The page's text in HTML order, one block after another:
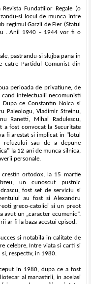
Fundatiilor Regale (o
si locul de munca intre
regimul Garzii de Fier (Statul
. Anii 1940 – 1944 vor fi o
pastrandu-si slujba pana in
catre Partidul Comunist din
perioada de privatiune, de
intelectualii necomunisti
ce Constantin Noica si
Paleologu, Vladimir Streinu,
Ranetti, Mihai Radulescu,
a fost convocat la Securitate
fi arestat si implicat in "lotul
refuzului sau de a depune
la 12 ani de munca silnica,
personale.
ortodox, la 15 martie
un cunoscut pustnic
fost sef de serviciu si
au fost si Alexandru
greco-catolici si un preot
avut un „caracter ecumenic”.
ar fi la baza acestui episod.
si notabila in calitate de
celebre, Intre viata si carti si
respectiv, in 1980.
in 1980, dupa ce a fost
al manastirii, in acelasi